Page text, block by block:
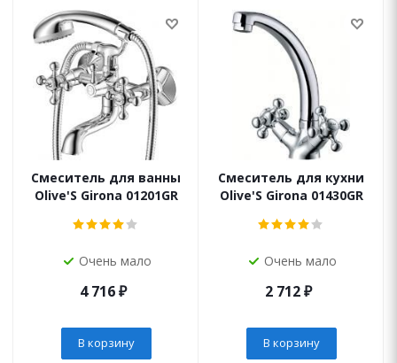
Смеситель для ванны
Olive'S Girona 01201GR
Очень мало
4 716₽
В корзину
Смеситель для кухни
Olive'S Girona 01430GR
Очень мало
2 712₽
В корзину